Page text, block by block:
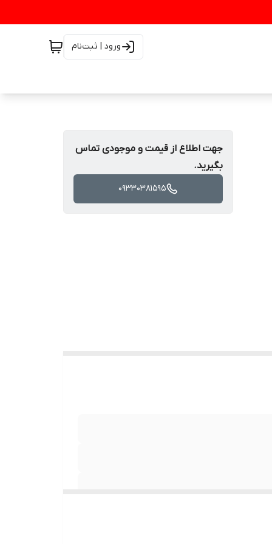
ورود | ثبت‌نام
جهت اطلاع از قیمت و موجودی تماس
بگیرید.
09330381595